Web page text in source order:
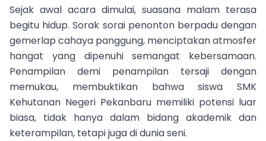
Sejak awal acara dimulai, suasana malam terasa
begitu hidup. Sorak sorai penonton berpadu dengan
gemerlap cahaya panggung, menciptakan atmosfer
hangat yang dipenuhi semangat kebersamaan.
Penampilan demi penampilan tersaji dengan
memukau, membuktikan bahwa siswa SMK
Kehutanan Negeri Pekanbaru memiliki potensi luar
biasa, tidak hanya dalam bidang akademik dan
keterampilan, tetapi juga di dunia seni.